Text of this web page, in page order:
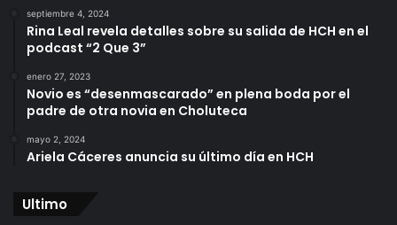
septiembre 4, 2024
Rina Leal revela detalles sobre su salida de HCH en el
podcast “2 Que 3”
enero 27, 2023
Novio es “desenmascarado” en plena boda por el
padre de otra novia en Choluteca
mayo 2, 2024
Ariela Cáceres anuncia su último día en HCH
Ultimo